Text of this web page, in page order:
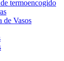
termoencogido
de Vasos